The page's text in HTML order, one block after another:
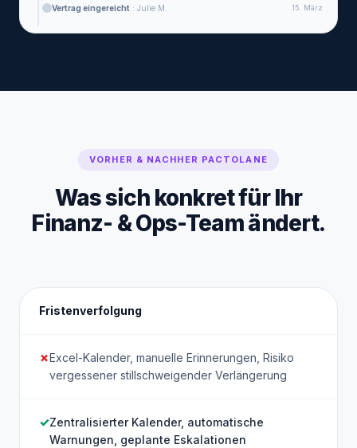
Vertrag eingereicht : Julie M. 15. März
VORHER & NACHHER PACTOLANE
Was sich konkret für Ihr
Finanz- & Ops-Team ändert.
Fristenverfolgung
Excel-Kalender, manuelle Erinnerungen, Risiko
vergessener stillschweigender Verlängerung
Zentralisierter Kalender, automatische
Warnungen, geplante Eskalationen